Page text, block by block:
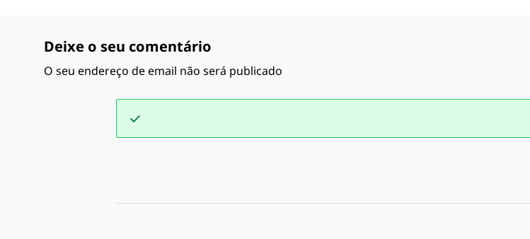
Deixe o seu comentário
O seu endereço de email não será publicado